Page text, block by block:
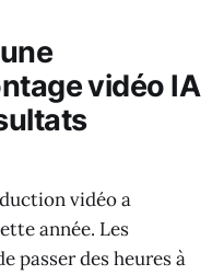
vidéo IA
vidéo a
année. Les
passer des heures à